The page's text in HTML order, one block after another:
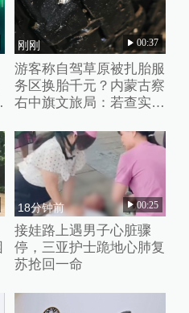
刚刚 00:37
游客称自驾草原被扎胎服
务区换胎千元？内蒙古察
右中旗文旅局：若查实人
18分钟前 00:25
接娃路上遇男子心脏骤
停，三亚护士跪地心肺复
苏抢回一命